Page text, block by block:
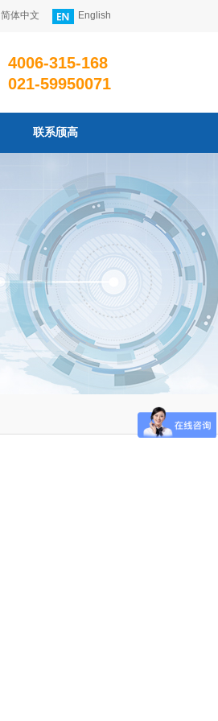
简体中文 English
021-59950071
4006-315-168
联系颀高